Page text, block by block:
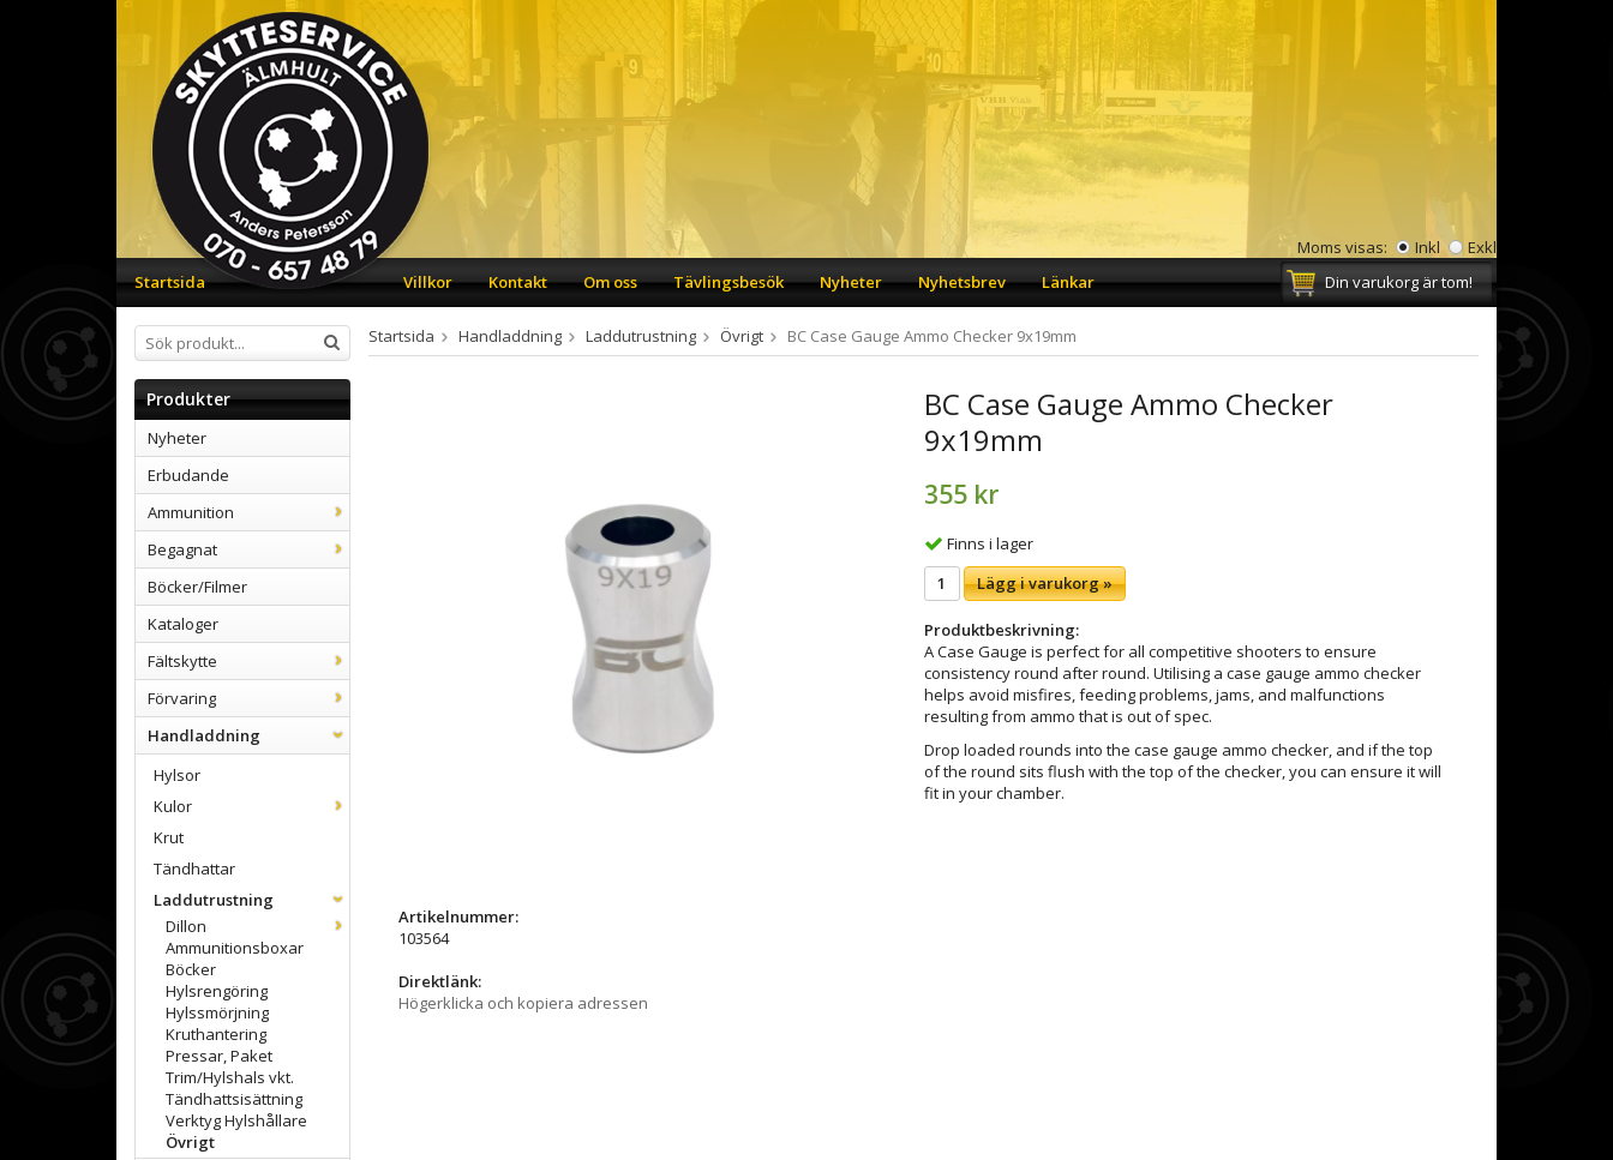
Moms visas: Inkl
Exkl
Startsida
Villkor Kontakt Om oss Tävlingsbesök Nyheter Nyhetsbrev Länkar Din varukorg är tom!
Produkter
Nyheter
Erbudande
Ammunition
Begagnat
Böcker/Filmer
Kataloger
Fältskytte
Förvaring
Handladdning
Hylsor
Kulor
Krut
Tändhattar
Laddutrustning
Dillon
Ammunitionsboxar
Böcker
Hylsrengöring
Hylssmörjning
Kruthantering
Pressar, Paket
Trim/Hylshals vkt.
Tändhattsisättning
Verktyg Hylshållare
Övrigt
Startsida Handladdning Laddutrustning Övrigt BC Case Gauge Ammo Checker 9x19mm
BC Case Gauge Ammo Checker
9x19mm
355 kr
Finns i lager
Lägg i varukorg »
Produktbeskrivning:
A Case Gauge is perfect for all competitive shooters to ensure
consistency round after round. Utilising a case gauge ammo checker
helps avoid misfires, feeding problems, jams, and malfunctions
resulting from ammo that is out of spec.
Drop loaded rounds into the case gauge ammo checker, and if the top
of the round sits flush with the top of the checker, you can ensure it will
fit in your chamber.
Artikelnummer:
103564
Direktlänk:
Högerklicka och kopiera adressen